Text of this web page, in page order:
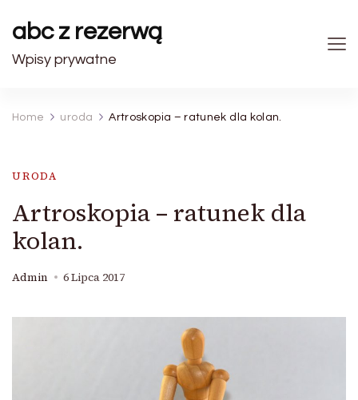
abc z rezerwą
Wpisy prywatne
Home uroda Artroskopia – ratunek dla kolan.
URODA
Artroskopia – ratunek dla
kolan.
Admin 6 Lipca 2017